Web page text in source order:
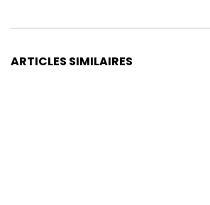
ARTICLES SIMILAIRES